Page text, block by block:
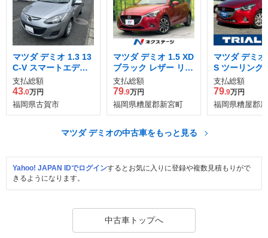
マツダ デミオ 1.3 13
C-V スマートエディ
ション II
支払総額
43.0万円
福岡県古賀市
マツダ デミオ 1.5 XD
ブラック レザー リミ
テッド ディーゼルタ
ーボ
支払総額
79.9万円
福岡県糟屋郡新宮町
マツダ デミ
S ツーリング
ケージ
支払総額
79.9万円
福岡県糟屋郡
マツダ デミオの中古車をもっと見る
Yahoo! JAPAN IDでログインするとお気に入りに登録や複数見積もりがで
きるようになります。
中古車トップへ